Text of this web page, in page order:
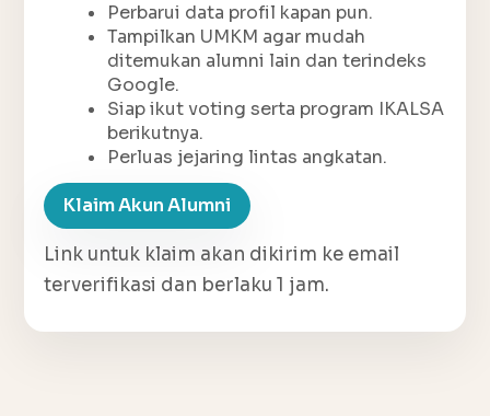
Perbarui data profil kapan pun.
Tampilkan UMKM agar mudah
ditemukan alumni lain dan terindeks
Google.
Siap ikut voting serta program IKALSA
berikutnya.
Perluas jejaring lintas angkatan.
Klaim Akun Alumni
Link untuk klaim akan dikirim ke email
terverifikasi dan berlaku 1 jam.